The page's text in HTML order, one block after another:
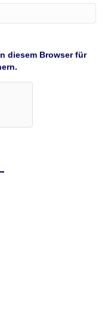
diesem Browser für